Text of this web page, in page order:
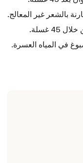
بالشعر غير المعالج.
غسلة.
في المياه العسرة.